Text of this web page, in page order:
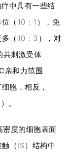
中具有一些结
（ 10：1 ），免
（ 10：3 ），对
共刺激受体
亲和力范围
胞，相反，
）。
密度的细胞表面
（IS）结构中